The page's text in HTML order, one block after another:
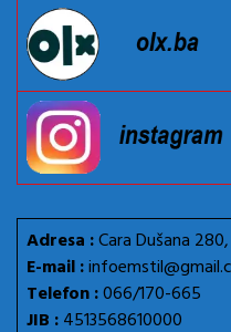
Adresa :Cara Dušana
E-mail :
Telefon :066/170-665
JIB :4513568610000